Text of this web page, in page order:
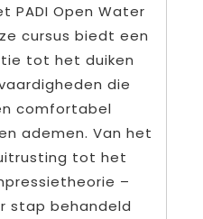
PADI Open Water
cursus biedt een
tot het duiken
die
comfortabel
ademen. Van het
tot het
–
stap behandeld